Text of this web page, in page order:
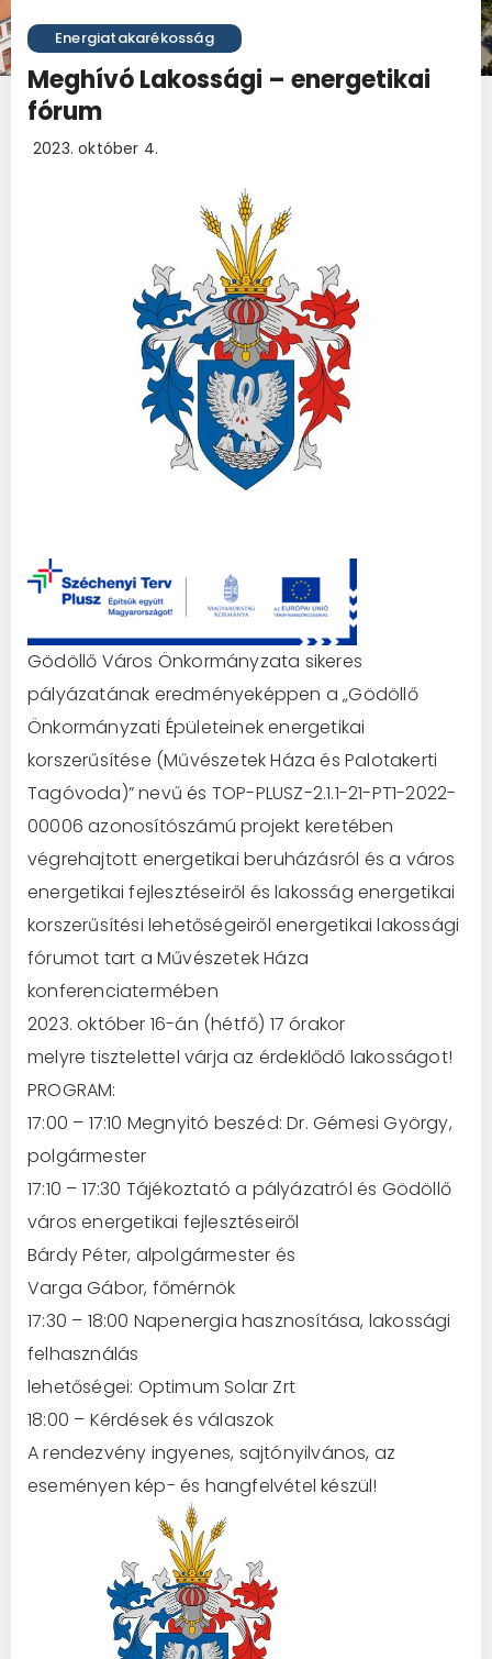
Energiatakarékosság
Meghívó Lakossági – energetikai
fórum
2023. október 4.
Gödöllő Város Önkormányzata sikeres
pályázatának eredményeképpen a „Gödöllő
Önkormányzati Épületeinek energetikai
korszerűsítése (Művészetek Háza és Palotakerti
Tagóvoda)” nevű és TOP-PLUSZ-2.1.1-21-PT1-2022-
00006 azonosítószámú projekt keretében
végrehajtott energetikai beruházásról és a város
energetikai fejlesztéseiről és lakosság energetikai
korszerűsítési lehetőségeiről energetikai lakossági
fórumot tart a Művészetek Háza
konferenciatermében
2023. október 16-án (hétfő) 17 órakor
melyre tisztelettel várja az érdeklődő lakosságot!
PROGRAM:
17:00 – 17:10 Megnyitó beszéd: Dr. Gémesi György,
polgármester
17:10 – 17:30 Tájékoztató a pályázatról és Gödöllő
város energetikai fejlesztéseiről
Bárdy Péter, alpolgármester és
Varga Gábor, főmérnök
17:30 – 18:00 Napenergia hasznosítása, lakossági
felhasználás
lehetőségei: Optimum Solar Zrt
18:00 – Kérdések és válaszok
A rendezvény ingyenes, sajtónyilvános, az
eseményen kép- és hangfelvétel készül!